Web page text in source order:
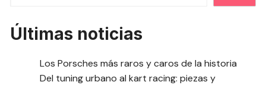
Últimas noticias
Los Porsches más raros y caros de la historia
Del tuning urbano al kart racing: piezas y